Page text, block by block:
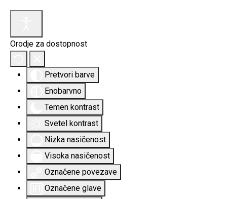
Orodje za dostopnost
Pretvori barve
Enobarvno
Temen kontrast
Svetel kontrast
Nizka nasičenost
Visoka nasičenost
Označene povezave
Označene glave